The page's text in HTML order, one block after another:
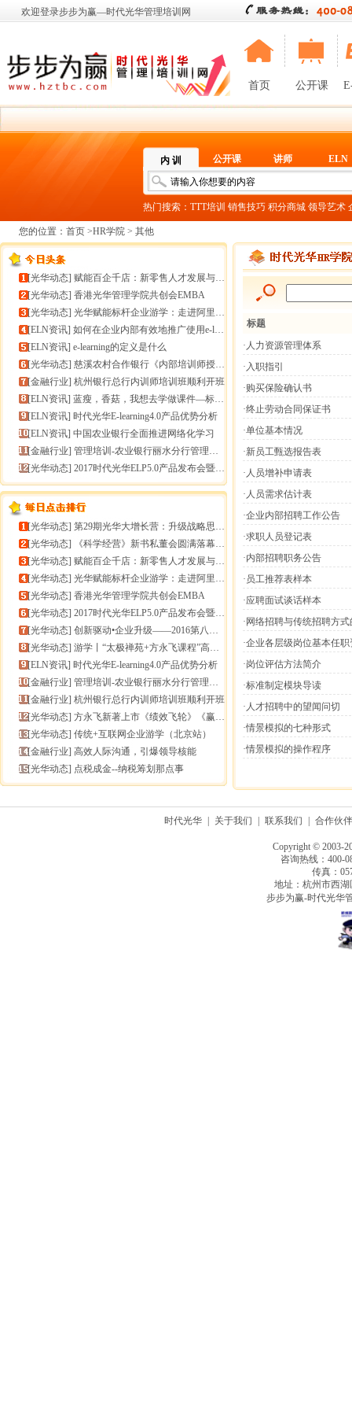
欢迎登录步步为赢—时代光华管理培训网
首页 公开课
内 训 公开课 讲师 ELN
热门搜索： TTT培训 销售技巧 积分商城 领导艺术
您的位置： 首页 >HR学院 > 其他
[光华动态] 赋能百企千店：新零售人才发展与组织能力微诊断
[光华动态] 香港光华管理学院共创会EMBA
[光华动态] 光华赋能标杆企业游学：走进阿里巴巴+绿城管理集团
[ELN资讯] 如何在企业内部有效地推广使用e-learning
[ELN资讯] e-learning的定义是什么
[光华动态] 慈溪农村合作银行《内部培训师授课技能提升》报导
[金融行业] 杭州银行总行内训师培训班顺利开班
[ELN资讯] 蓝瘦，香菇，我想去学做课件—标准课件制作分享会
[ELN资讯] 时代光华E-learning4.0产品优势分析
[ELN资讯] 中国农业银行全面推进网络化学习
[金融行业] 管理培训-农业银行丽水分行管理培训
[光华动态] 2017时代光华ELP5.0产品发布会暨构建企业员工
[光华动态] 第29期光华大增长营：升级战略思维，加速企业增长
[光华动态]
《科学经营》新书私董会圆满落幕｜用科学经营助推企业高
[光华动态] 赋能百企千店：新零售人才发展与组织能力微诊断
[光华动态] 光华赋能标杆企业游学：走进阿里巴巴+绿城管理集团
[光华动态] 香港光华管理学院共创会EMBA
[光华动态] 2017时代光华ELP5.0产品发布会暨构建企业员工
[光华动态] 创新驱动•企业升级——2016第八届（中
[光华动态] 游学丨“太极禅苑+方永飞课程”高端商圈项目启动
[ELN资讯] 时代光华E-learning4.0产品优势分析
[金融行业] 管理培训-农业银行丽水分行管理培训
[金融行业] 杭州银行总行内训师培训班顺利开班
[光华动态] 方永飞新著上市《绩效飞轮》《赢在中层》六折抢鲜！
[光华动态] 传统+互联网企业游学（北京站）
[金融行业] 高效人际沟通，引爆领导核能
[光华动态] 点税成金--纳税筹划那点事
标题
·人力资源管理体系
·入职指引
·购买保险确认书
·终止劳动合同保证书
·单位基本情况
·新员工甄选报告表
·人员增补申请表
·人员需求估计表
·企业内部招聘工作公告
·求职人员登记表
·内部招聘职务公告
·员工推荐表样本
·应聘面试谈话样本
·网络招聘与传统招聘方
·企业各层级岗位基本任
·岗位评估方法简介
·标准制定模块导读
·人才招聘中的望闻问切
·情景模拟的七种形式
·情景模拟的操作程序
时代光华 关于我们 联系我们 合作伙伴
Copyright © 2003-
咨询热线：400-
传真：
地址：杭州市西
步步为赢-时代光华